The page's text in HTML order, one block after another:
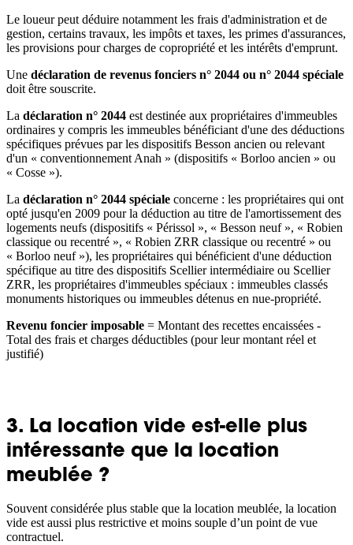
Le loueur peut déduire notamment les frais d'administration et de
gestion, certains travaux, les impôts et taxes, les primes d'assurances,
les provisions pour charges de copropriété et les intérêts d'emprunt.
Une déclaration de revenus fonciers n° 2044 ou n° 2044 spéciale
doit être souscrite.
La déclaration n° 2044 est destinée aux propriétaires d'immeubles
ordinaires y compris les immeubles bénéficiant d'une des déductions
spécifiques prévues par les dispositifs Besson ancien ou relevant
d'un « conventionnement Anah » (dispositifs « Borloo ancien » ou
« Cosse »).
La déclaration n° 2044 spéciale concerne : les propriétaires qui ont
opté jusqu'en 2009 pour la déduction au titre de l'amortissement des
logements neufs (dispositifs « Périssol », « Besson neuf », « Robien
classique ou recentré », « Robien ZRR classique ou recentré » ou
« Borloo neuf »), les propriétaires qui bénéficient d'une déduction
spécifique au titre des dispositifs Scellier intermédiaire ou Scellier
ZRR, les propriétaires d'immeubles spéciaux : immeubles classés
monuments historiques ou immeubles détenus en nue-propriété.
Revenu foncier imposable = Montant des recettes encaissées -
Total des frais et charges déductibles (pour leur montant réel et
justifié)
3. La location vide est-elle plus
intéressante que la location
meublée ?
Souvent considérée plus stable que la location meublée, la location
vide est aussi plus restrictive et moins souple d’un point de vue
contractuel.